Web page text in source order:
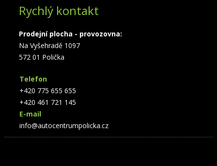
Rychlý kontakt
Prodejní plocha - provozovna:
Na Vyšehradě 1097
572 01 Polička
Telefon
+420 775 655 655
+420 461 721 145
E-mail
info@autocentrumpolicka.cz